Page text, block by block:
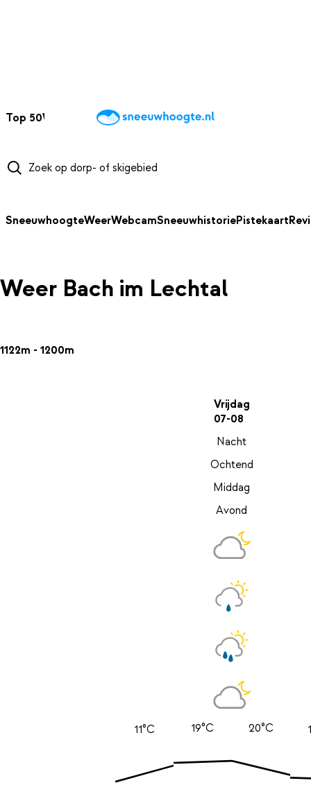
Top 50Webcams WintersportweerKaarten
SneeuwhoogteWeerWebcamSneeuwhistoriePistekaart
Weer Bach im Lechtal
1122m - 1200m
Vrijdag
07-08
Nacht
Ochtend
Middag
Avond
11°C 19°C 20°C